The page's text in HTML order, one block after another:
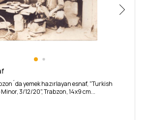
yemek hazırlayan esnaf, "Turkish
3/12/20", Trabzon, 14x9 cm...